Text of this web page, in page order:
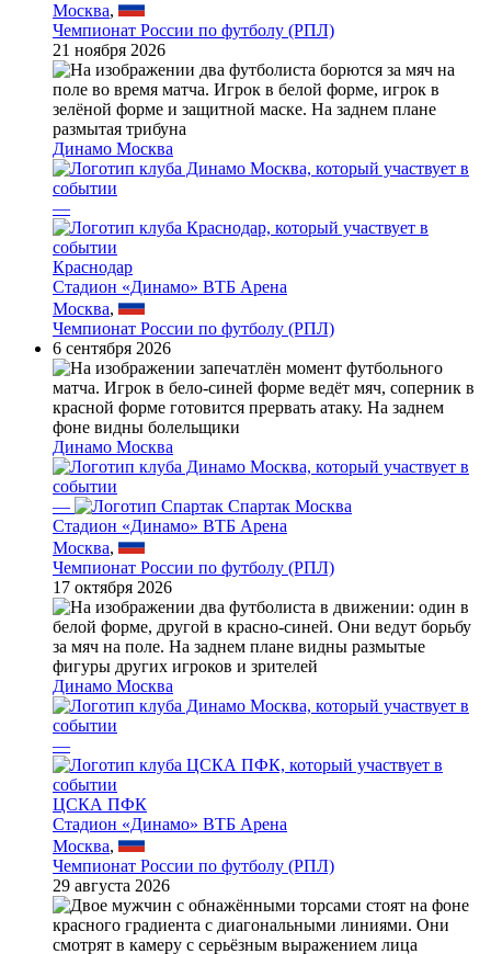
Москва,
Чемпионат России по футболу (РПЛ)
21 ноября 2026
Динамо Москва
—
Краснодар
Стадион «Динамо» ВТБ Арена
Москва,
Чемпионат России по футболу (РПЛ)
6 сентября 2026
Динамо Москва
—
Спартак Москва
Стадион «Динамо» ВТБ Арена
Москва,
Чемпионат России по футболу (РПЛ)
17 октября 2026
Динамо Москва
—
ЦСКА ПФК
Стадион «Динамо» ВТБ Арена
Москва,
Чемпионат России по футболу (РПЛ)
29 августа 2026